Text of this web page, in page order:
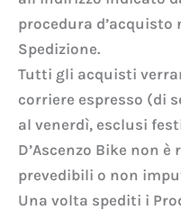
procedura d’acquisto
Spedizione.
Tutti gli acquisti
corriere espresso (di
al venerdì, esclusi
D’Ascenzo Bike non
prevedibili o non
Una volta spediti i